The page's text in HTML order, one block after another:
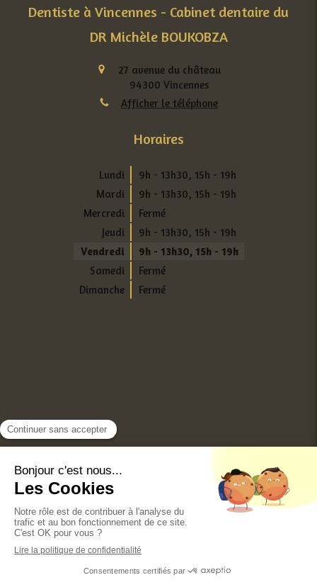
Dentiste à Vincennes - Cabinet dentaire du
DR Michèle BOUKOBZA
27 avenue du château
94300 Vincennes
Afficher le téléphone
Horaires
Lundi 9h - 13h30, 15h - 19h
Mardi
9h - 13h30, 15h - 19h
Mercredi
Fermé
Jeudi
9h - 13h30, 15h - 19h
Vendredi
9h - 13h30, 15h - 19h
Samedi
Fermé
Dimanche
Fermé
Conditions Générales Utilisation
Mentions légales
Politique de confidentialité et charte cookie
Annuaires chirurgiens dentistes